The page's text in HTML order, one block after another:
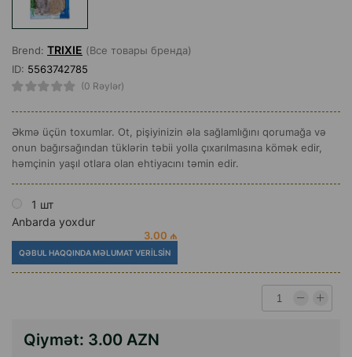
Brend: TRIXIE (Все товары бренда)
ID: 5563742785
(0 Rəylər)
Əkmə üçün toxumlar. Ot, pişiyinizin əla sağlamlığını qorumağa və
onun bağırsağından tüklərin təbii yolla çıxarılmasına kömək edir,
həmçinin yaşıl otlara olan ehtiyacını təmin edir.
1 шт
Anbarda yoxdur
3.00 ₼
QƏBUL HAQQINDA MƏLUMAT VERILSIN
Qiymət: 3.00 AZN